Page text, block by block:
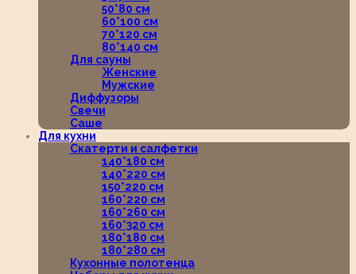
50*80 см
60*100 см
70*120 см
80*140 см
Для сауны
Женские
Мужские
Диффузоры
Свечи
Саше
Для кухни
Скатерти и салфетки
140*180 см
140*220 см
150*220 см
160*220 см
160*260 см
160*320 см
180*180 см
180*280 см
Кухонные полотенца